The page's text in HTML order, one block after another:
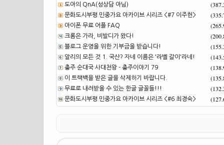
도아의 QnA(성상담 아님)
문화도시부평 민중가요 아카이브 시리즈 <#7 이주헌>
아이폰 무료 어플 FAQ
크롬은 가라, 비발디가 왔다!
블로그 운영을 위한 기부금을 받습니다!
알리의 모든 것 1. 국산? 자네 이름은 '라벨 갈이'라네!
충주 순대국 사대천왕 - 충주이야기 79
이 트랙백을 받은 글을 삭제하기 바랍니다.
무료로 내려받을 수 있는 한글 글꼴들!!!
문화도시부평 민중가요 아카이브 시리즈 <#6 최경숙>